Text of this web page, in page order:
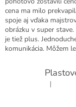
cena ma milo
spoje aj vďaka
obrázku v super
je tiež plus.
komunikácia. Môžem
|